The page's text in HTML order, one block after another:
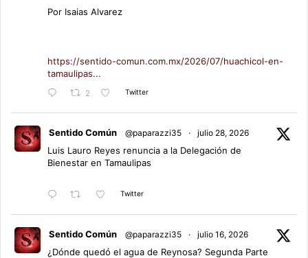
Por Isaias Alvarez
https://sentido-comun.com.mx/2026/07/huachicol-en-
tamaulipas...
2 Twitter
Sentido Común @paparazzi35 · julio 28, 2026
Luis Lauro Reyes renuncia a la Delegación de
Bienestar en Tamaulipas
Twitter
Sentido Común @paparazzi35 · julio 16, 2026
¿Dónde quedó el agua de Reynosa? Segunda Parte